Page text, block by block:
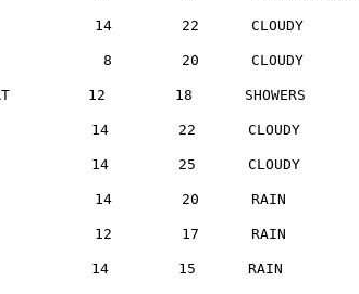
14        22      CLOUDY
8        20      CLOUDY
12        18      SHOWERS
14        22      CLOUDY
14        25      CLOUDY
14        20      RAIN
12        17      RAIN
14        15      RAIN